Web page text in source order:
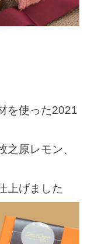
を使った2021
原レモン、
上げました